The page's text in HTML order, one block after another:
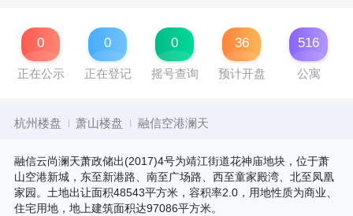
0
正在公示
0
正在登记
0
摇号查询
36
预计开盘
516
公寓
杭州楼盘 萧山楼盘 融信空港澜天
融信云尚澜天萧政储出(2017)4号为靖江街道花神庙地块，位于萧
山空港新城，东至新港路、南至广场路、西至童家殿湾、北至凤凰
家园。土地出让面积48543平方米，容积率2.0，用地性质为商业、
住宅用地，地上建筑面积达97086平方米。